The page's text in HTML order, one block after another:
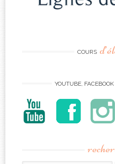
COURS
YOUTUBE,